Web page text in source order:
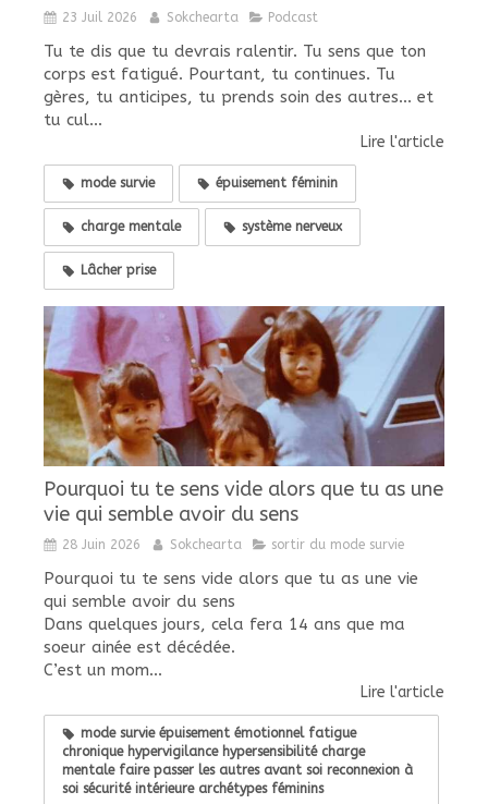
23 Juil 2026 Sokchearta Podcast
Tu te dis que tu devrais ralentir. Tu sens que ton
corps est fatigué. Pourtant, tu continues. Tu
gères, tu anticipes, tu prends soin des autres... et
tu cul...
Lire l'article
mode survie épuisement féminin
charge mentale système nerveux
Lâcher prise
Pourquoi tu te sens vide alors que tu as une
vie qui semble avoir du sens
28 Juin 2026 Sokchearta sortir du mode survie
Pourquoi tu te sens vide alors que tu as une vie
qui semble avoir du sens
Dans quelques jours, cela fera 14 ans que ma
soeur ainée est décédée.
C’est un mom...
Lire l'article
mode survie épuisement émotionnel fatigue
chronique hypervigilance hypersensibilité charge
mentale faire passer les autres avant soi reconnexion à
soi sécurité intérieure archétypes féminins